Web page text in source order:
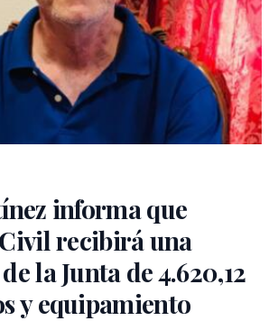
informa que
recibirá una
la Junta de 4.620,12
y equipamiento